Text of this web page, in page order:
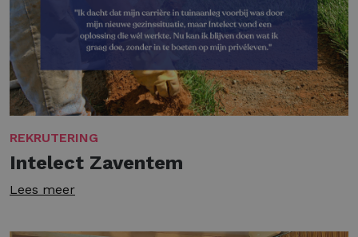
REKRUTERING
Intelect Zaventem
Lees meer